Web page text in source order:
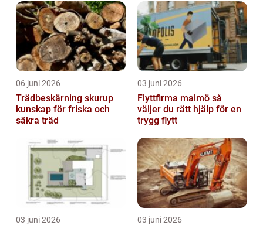
06 juni 2026
Trädbeskärning skurup
kunskap för friska och
säkra träd
03 juni 2026
Flyttfirma malmö så
väljer du rätt hjälp för en
trygg flytt
03 juni 2026 03 juni 2026